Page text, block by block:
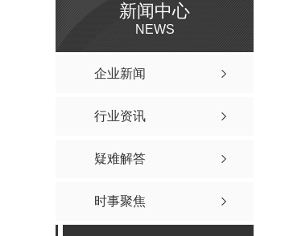
四川水泥搅拌桩
四川水泥搅拌桩价格
新闻中心
NEWS
企业新闻
行业资讯
疑难解答
时事聚焦